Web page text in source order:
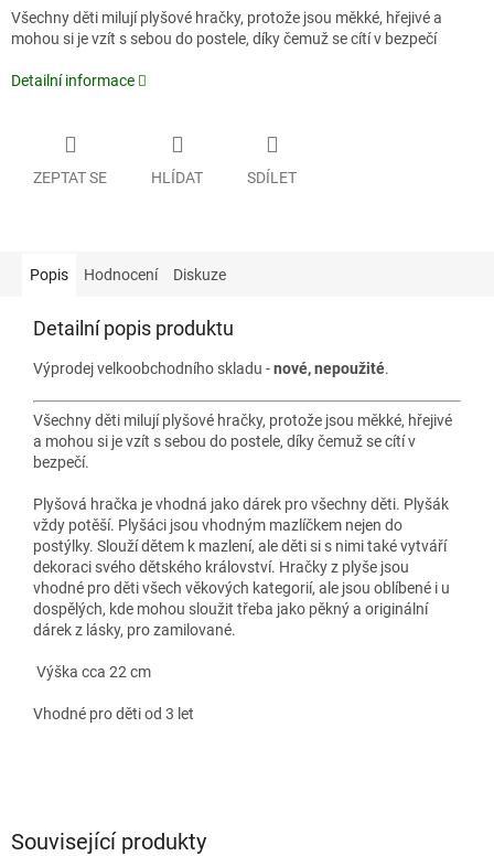
Všechny děti milují plyšové hračky, protože jsou měkké, hřejivé a
mohou si je vzít s sebou do postele, díky čemuž se cítí v bezpečí
Detailní informace
ZEPTAT SE HLÍDAT SDÍLET
Popis Hodnocení Diskuze
Detailní popis produktu
Výprodej velkoobchodního skladu -nové, nepoužité.
Všechny děti milují plyšové hračky, protože jsou měkké, hřejivé
a mohou si je vzít s sebou do postele, díky čemuž se cítí v
bezpečí.
Plyšová hračka je vhodná jako dárek pro všechny děti. Plyšák
vždy potěší. Plyšáci jsou vhodným mazlíčkem nejen do
postýlky. Slouží dětem k mazlení, ale děti si s nimi také vytváří
dekoraci svého dětského království. Hračky z plyše jsou
vhodné pro děti všech věkových kategorií, ale jsou oblíbené i u
dospělých, kde mohou sloužit třeba jako pěkný a originální
dárek z lásky, pro zamilované.
Výška cca 22 cm
Vhodné pro děti od 3 let
Související produkty